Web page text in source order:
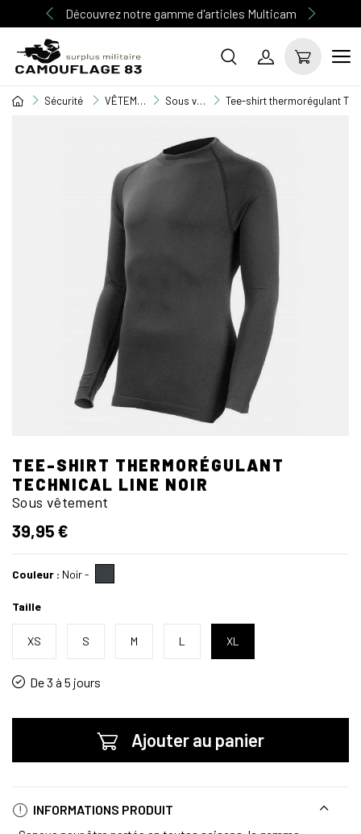
Découvrez notre gamme d'articles Multicam
Sécurité VÊTEMENT SECURITE Sous vêtement Tee-shirt thermorégulant
TEE-SHIRT THERMORÉGULANT
TECHNICAL LINE NOIR
Sous vêtement
39,95 €
Couleur : Noir-
Taille
XS S M L XL
De 3 à 5 jours
Ajouter au panier
INFORMATIONS PRODUIT